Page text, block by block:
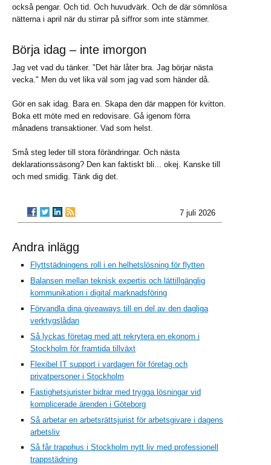
också pengar. Och tid. Och huvudvärk. Och de där sömnlösa
nätterna i april när du stirrar på siffror som inte stämmer.
Börja idag – inte imorgon
Jag vet vad du tänker. "Det här låter bra. Jag börjar nästa
vecka." Men du vet lika väl som jag vad som händer då.
Gör en sak idag. Bara en. Skapa den där mappen för kvitton.
Boka ett möte med en redovisare. Gå igenom förra
månadens transaktioner. Vad som helst.
Små steg leder till stora förändringar. Och nästa
deklarationssäsong? Den kan faktiskt bli... okej. Kanske till
och med smidig. Tänk dig det.
7 juli 2026
Andra inlägg
Flyttstädningens roll i en helhetslösning för flytten
Balansen mellan teknisk expertis och lättillgänglig
kommunikation i digital marknadsföring
Förvandla dina giveaways till en del av den dagliga
verktygslådan
Så lyckas företag med att rekrytera en ekonom i
Stockholm för framtida tillväxt
Flexibel IT support i vardagen för företag och
privatpersoner i Stockholm
Fastighetsjurister bidrar med trygga lösningar vid
komplicerade ärenden i Göteborg
Så arbetar en arbetsrättsjurist för arbetsgivare i dagens
arbetsliv
Så får trapphus i Stockholm nytt liv med professionell
trappstädning